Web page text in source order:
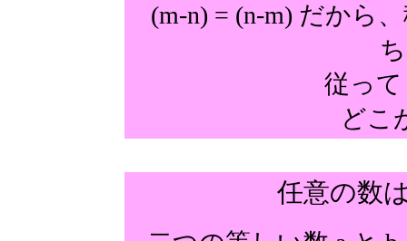
(m-n) = (n-m) だから
従っ
どこ
任意の数